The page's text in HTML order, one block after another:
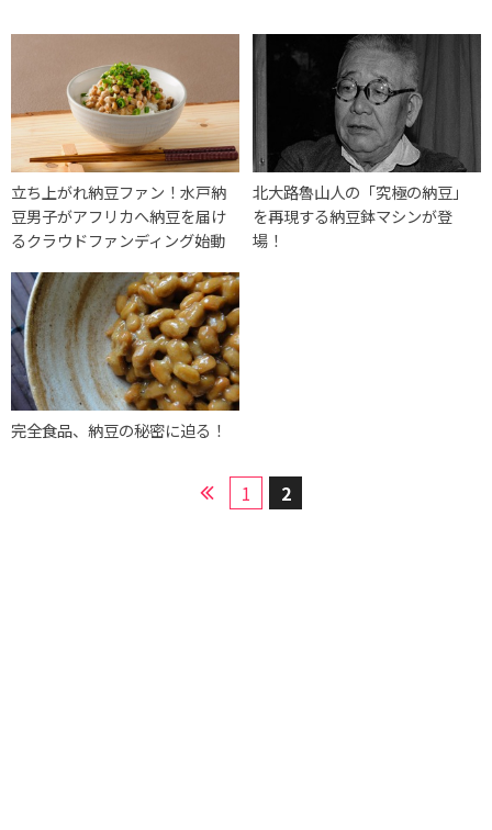
立ち上がれ納豆ファン！水戸納
豆男子がアフリカへ納豆を届け
るクラウドファンディング始動
北大路魯山人の「究極の納豆」
を再現する納豆鉢マシンが登
場！
完全食品、納豆の秘密に迫る！
1 2